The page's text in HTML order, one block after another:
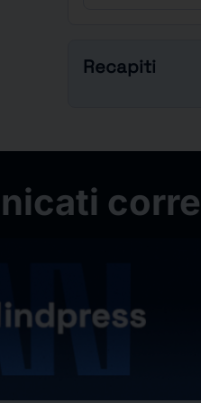
Recapiti